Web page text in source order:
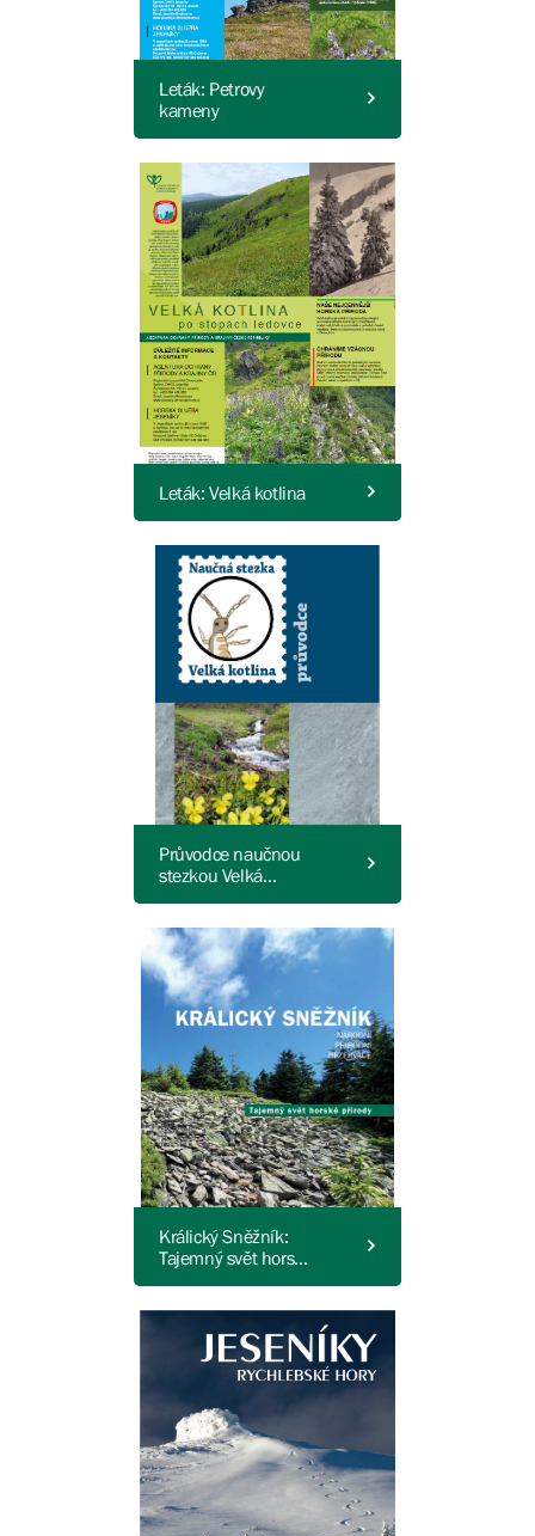
Leták: Petrovy
kameny
Leták: Velká kotlina
Průvodce naučnou
stezkou Velká
Králický Sněžník:
Tajemný svět horské